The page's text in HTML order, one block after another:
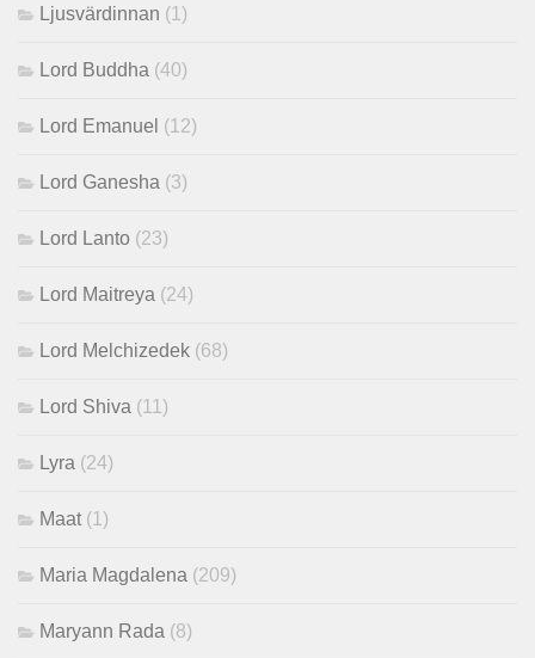
Ljusvärdinnan (1)
Lord Buddha (40)
Lord Emanuel (12)
Lord Ganesha (3)
Lord Lanto (23)
Lord Maitreya (24)
Lord Melchizedek (68)
Lord Shiva (11)
Lyra (24)
Maat (1)
Maria Magdalena (209)
Maryann Rada (8)